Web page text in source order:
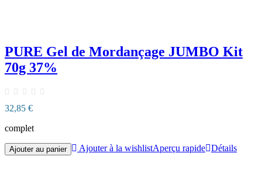
PURE Gel de Mordançage JUMBO Kit
70g 37%
32,85 €
complet
Ajouter au panier Ajouter à la wishlistAperçu rapide Détails